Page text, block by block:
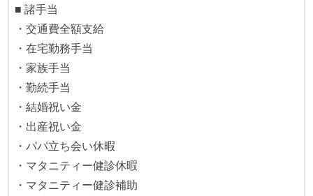
ロントエンド、バックエンド、インフラといった役割
の境界を超えて、個人が必要な範囲にまで染み出して
いく姿勢が根付いている
企画を決定する場に、実装を担当する開発メンバーが
参加している
タスクの見積もりは、実装を担当するメンバーが中心
となって行う
全体のスケジュール管理は、途中の成果を随時確認し
ながら、納期または盛り込む機能を柔軟に調整する形
で行う
■ 諸手当
・交通費全額支給
・在宅勤務手当
・家族手当
・勤続手当
・結婚祝い金
・出産祝い金
・パパ立ち会い休暇
・マタニティー健診休暇
・マタニティー健診補助